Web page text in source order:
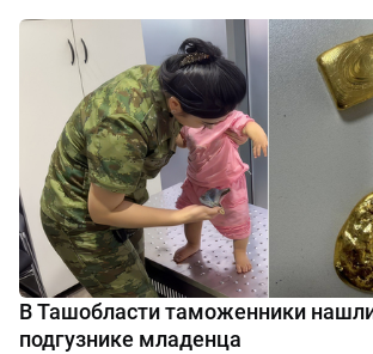
В Ташобласти таможенники
подгузнике младенца